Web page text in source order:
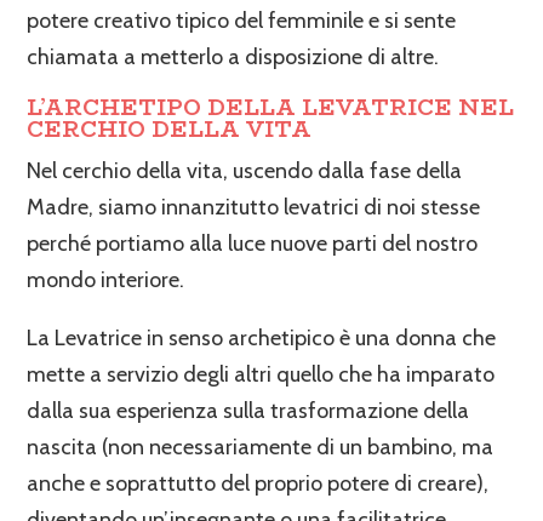
potere creativo tipico del femminile e si sente
chiamata a metterlo a disposizione di altre.
L’ARCHETIPO DELLA LEVATRICE NEL
CERCHIO DELLA VITA
Nel cerchio della vita, uscendo dalla fase della
Madre, siamo innanzitutto levatrici di noi stesse
perché portiamo alla luce nuove parti del nostro
mondo interiore.
La Levatrice in senso archetipico è una donna che
mette a servizio degli altri quello che ha imparato
dalla sua esperienza sulla trasformazione della
nascita (non necessariamente di un bambino, ma
anche e soprattutto del proprio potere di creare),